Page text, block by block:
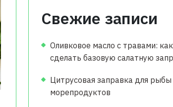
Свежие записи
Оливковое масло с травами: как
сделать базовую салатную
Цитрусовая заправка для рыбы
морепродуктов